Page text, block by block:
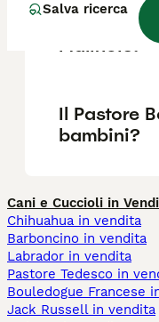
Salva ricerca
Quanto è
Malinois?
Il Pastore
bambini?
Cani e Cuccioli in
Chihuahua in vendita
Barboncino in vendita
Labrador in vendita
Pastore Tedesco in
Bouledogue Francese
Jack Russell in vendita